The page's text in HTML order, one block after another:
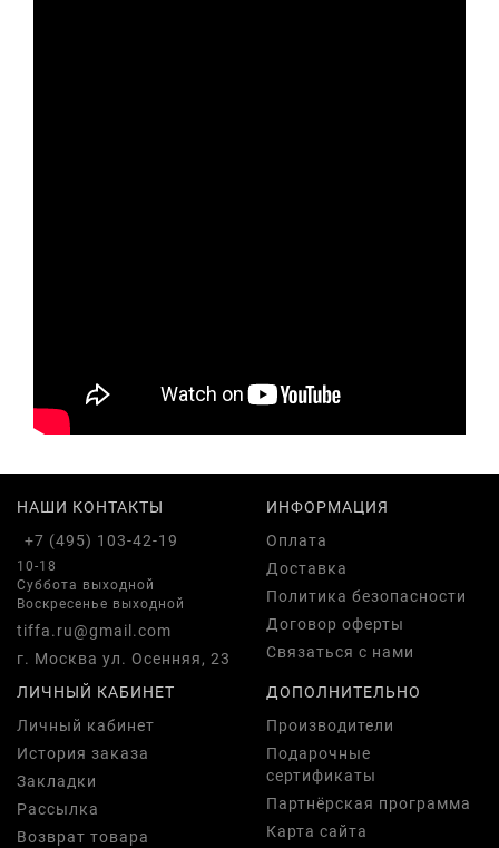
НАШИ КОНТАКТЫ
+7 (495) 103-42-19
10-18
Суббота выходной
Воскресенье выходной
tiffa.ru@gmail.com
г. Москва ул. Осенняя, 23
ИНФОРМАЦИЯ
Оплата
Доставка
Политика безопасности
Договор оферты
Связаться с нами
ЛИЧНЫЙ КАБИНЕТ
Личный кабинет
История заказа
Закладки
Рассылка
Возврат товара
ДОПОЛНИТЕЛЬНО
Производители
Подарочные
сертификаты
Партнёрская программа
Карта сайта